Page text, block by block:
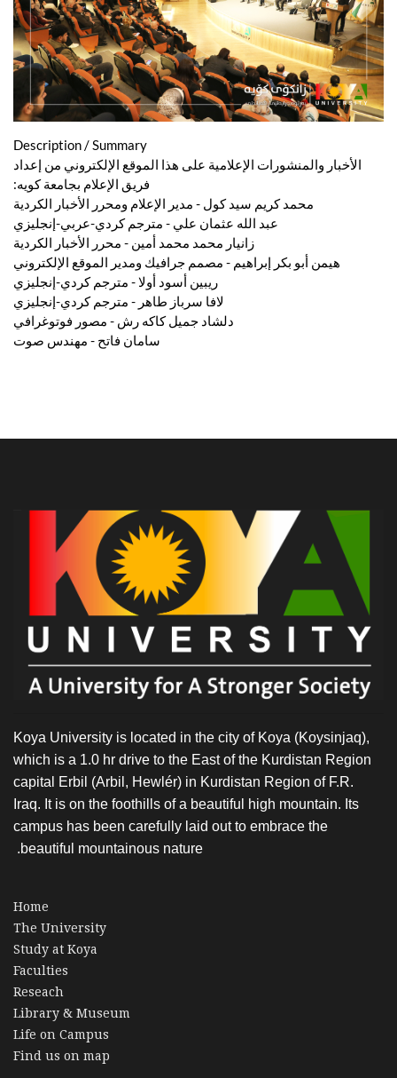
Description / Summary
الأخبار والمنشورات الإعلامية على هذا الموقع الإلكتروني من إعداد
فريق الإعلام بجامعة كويه:
محمد كريم سيد كول - مدير الإعلام ومحرر الأخبار الكردية
عبد الله عثمان علي - مترجم كردي-عربي-إنجليزي
زانيار محمد محمد أمين - محرر الأخبار الكردية
هيمن أبو بكر إبراهيم - مصمم جرافيك ومدير الموقع الإلكتروني
ريبين أسود أولا - مترجم كردي-إنجليزي
لافا سرباز طاهر - مترجم كردي-إنجليزي
دلشاد جميل كاكه رش - مصور فوتوغرافي
سامان فاتح - مهندس صوت
Koya University is located in the city of Koya (Koysinjaq),
which is a 1.0 hr drive to the East of the Kurdistan Region
capital Erbil (Arbil, Hewlér) in Kurdistan Region of F.R.
Iraq. It is on the foothills of a beautiful high mountain. Its
campus has been carefully laid out to embrace the
beautiful mountainous nature.
Home
The University
Study at Koya
Faculties
Reseach
Library & Museum
Life on Campus
Find us on map